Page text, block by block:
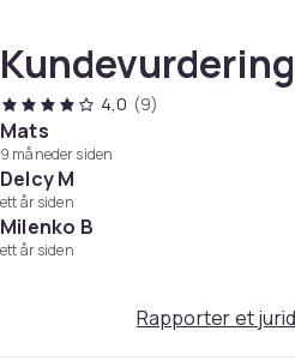
Fungerer på ulike dingser:
kan du feste mange
sikre at de ikke blir borte.
Spesifikasjoner:
Materiale: Plast / PVC
4,0 (9)
Mats
9 måneder siden
Delcy M
ett år siden
Milenko B
ett år siden
Rapporter et